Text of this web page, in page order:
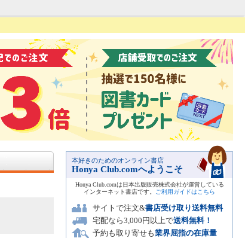
本好きのためのオンライン書店
Honya Club.comへようこそ
Honya Club.comは日本出版販売株式会社が運営している
インターネット書店です。
ご利用ガイドはこちら
サイトで注文&書店受け取り送料無料
宅配なら3,000円以上で送料無料！
予約も取り寄せも業界屈指の在庫量